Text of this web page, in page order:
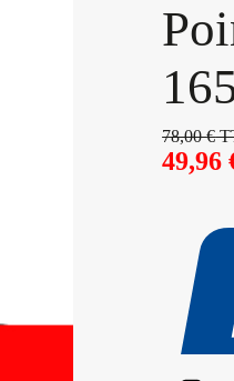
78,00€
49,96